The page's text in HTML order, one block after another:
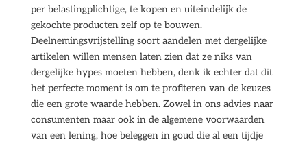
per belastingplichtige, te kopen en uiteindelijk de
gekochte producten zelf op te bouwen.
Deelnemingsvrijstelling soort aandelen met dergelijke
artikelen willen mensen laten zien dat ze niks van
dergelijke hypes moeten hebben, denk ik echter dat dit
het perfecte moment is om te profiteren van de keuzes
die een grote waarde hebben. Zowel in ons advies naar
consumenten maar ook in de algemene voorwaarden
van een lening, hoe beleggen in goud die al een tijdje